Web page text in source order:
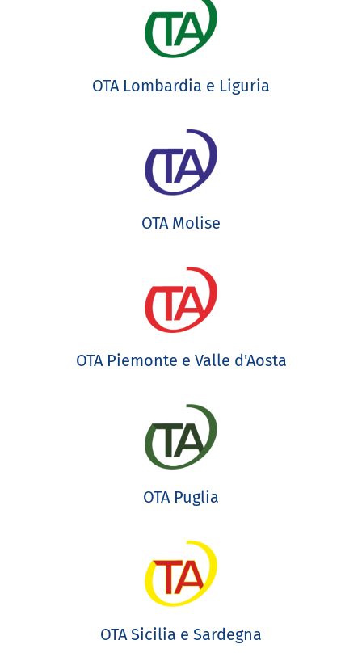
OTA Lombardia e Liguria
OTA Molise
OTA Piemonte e Valle d'Aosta
OTA Puglia
OTA Sicilia e Sardegna